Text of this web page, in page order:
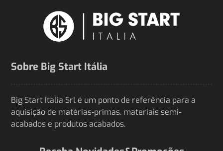
Sobre Big Start Itália
Big Start Italia Srl é um ponto de referência para a
aquisição de matérias-primas, materiais semi-
acabados e produtos acabados.